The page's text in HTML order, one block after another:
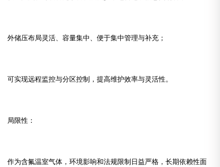
外储压布局灵活、容量集中、便于集中管理与补充；
可实现远程监控与分区控制，提高维护效率与灵活性。
局限性：
作为含氟温室气体，环境影响和法规限制日益严格，长期依赖性面